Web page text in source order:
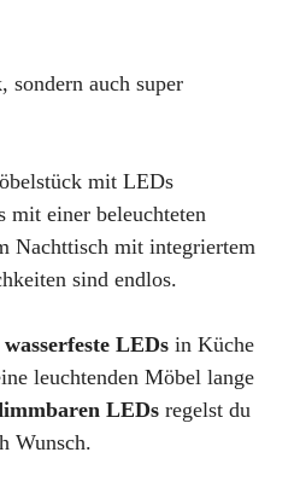
sondern auch super
mit LEDs
mit einer beleuchteten
Nachttisch mit integriertem
sind endlos.
wasserfeste LEDs in Küche
leuchtenden Möbel lange
LEDs regelst du
Wunsch.